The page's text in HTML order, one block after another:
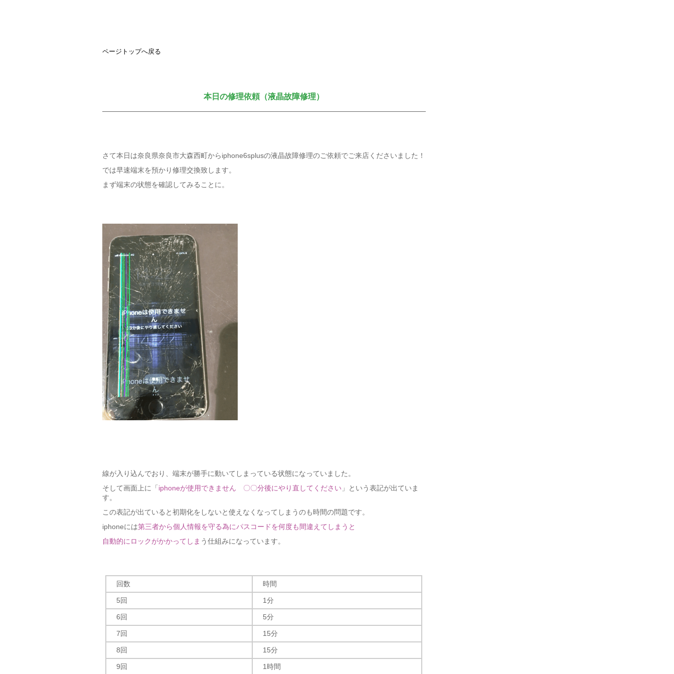
ページトップへ戻る
本日の修理依頼（液晶故障修理）
さて本日は奈良県奈良市大森西町からiphone6splusの液晶故障修理のご依頼でご来店くださいました！
では早速端末を預かり修理交換致します。
まず端末の状態を確認してみることに。
線が入り込んでおり、端末が勝手に動いてしまっている状態になっていました。
そして画面上に「 iphoneが使用できません 〇〇分後にやり直してください 」という表記が出ていま
す。
この表記が出ていると初期化をしないと使えなくなってしまうのも時間の問題です。
iphoneには第三者から個人情報を守る為にパスコードを何度も間違えてしまうと
自動的にロックがかかってしま う仕組みになっています。
回数 時間
5回 1分
6回 5分
7回 15分
8回 15分
9回 1時間